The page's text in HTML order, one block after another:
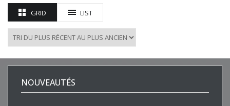
GRID LIST
NOUVEAUTÉS